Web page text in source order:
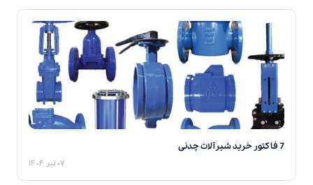
7 فاکتور خرید شیرآلات چدنی
۰۷ تیر ۱۴۰۴